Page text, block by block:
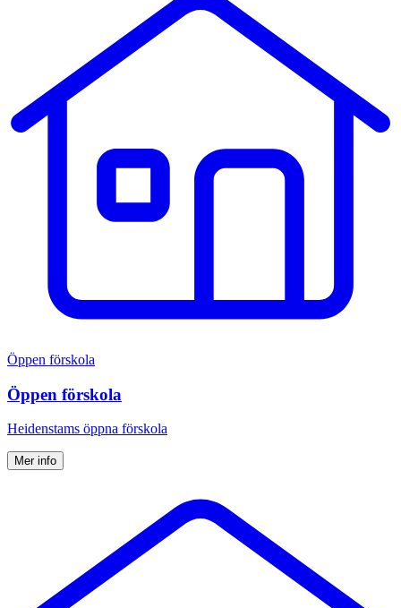
Öppen förskola
Öppen förskola
Heidenstams öppna förskola
Mer info